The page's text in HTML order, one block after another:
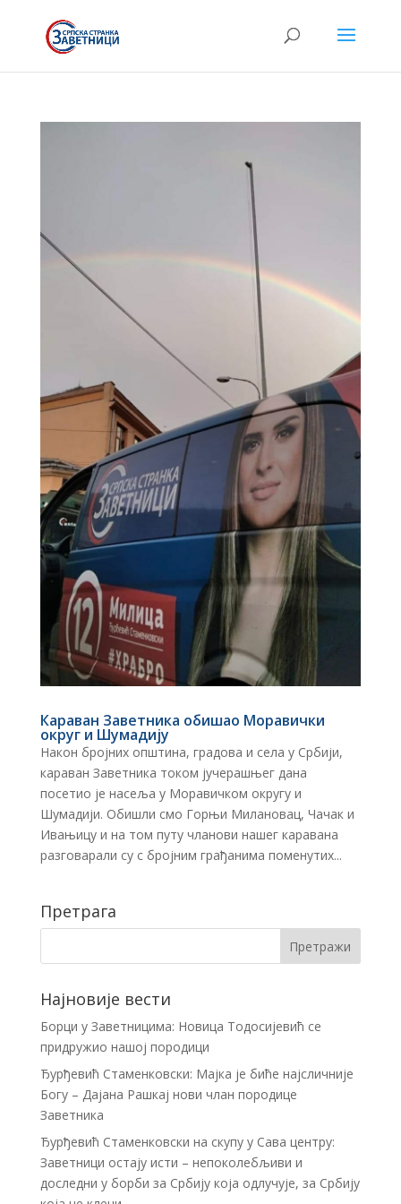
Караван Заветника обишао Моравички
округ и Шумадију
Након бројних општина, градова и села у Србији,
караван Заветника током јучерашњег дана
посетио је насеља у Моравичком округу и
Шумадији. Обишли смо Горњи Милановац, Чачак и
Ивањицу и на том путу чланови нашег каравана
разговарали су с бројним грађанима поменутих...
Претрага
Најновије вести
Борци у Заветницима: Новица Тодосијевић се
придружио нашој породици
Ђурђевић Стаменковски: Мајка је биће најсличније
Богу – Дајана Рашкај нови члан породице
Заветника
Ђурђевић Стаменковски на скупу у Сава центру:
Заветници остају исти – непоколебљиви и
доследни у борби за Србију која одлучује, за Србију